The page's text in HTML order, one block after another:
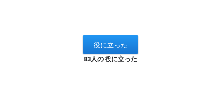
83人の 役に立った